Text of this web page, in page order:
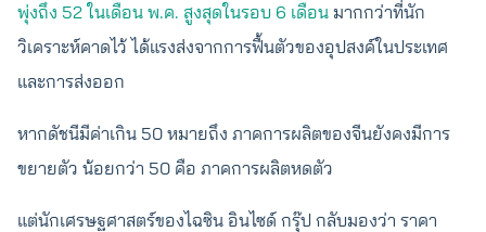
พุ่งถึง 52 ในเดือน พ.ค. สูงสุดในรอบ 6 เดือน มากกว่าที่นัก
วิเคราะห์คาดไว้ ได้แรงส่งจากการฟื้นตัวของอุปสงค์ในประเทศ
และการส่งออก
หากดัชนีมีค่าเกิน 50 หมายถึง ภาคการผลิตของจีนยังคงมีการ
ขยายตัว น้อยกว่า 50 คือ ภาคการผลิตหดตัว
แต่นักเศรษฐศาสตร์ของไฉซิน อินไซด์ กรุ๊ป กลับมองว่า ราคา